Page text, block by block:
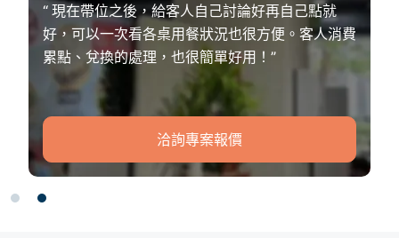
“ 客人自己點單送單，幫我們省了不少力。加會
員、集點、兌點，有感回饋，讓顧客願意多消費。
透過電商平台，賣冷凍包，方便顧客隨時可以回購
我們的好媽媽家料理！”
洽詢專案報價